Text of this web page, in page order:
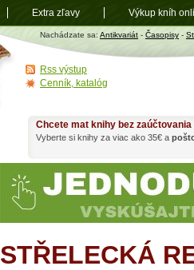
Antikvariát
shop.sk
Nachádzate sa: Antikvariát - Časopisy -
STŘELECKÁ
Chcete mat knihy bez
Vyberte si knihy za viac ako 35€ a
Rss výstup
Cenník, katalóg
Extra zľavy Výkup kníh